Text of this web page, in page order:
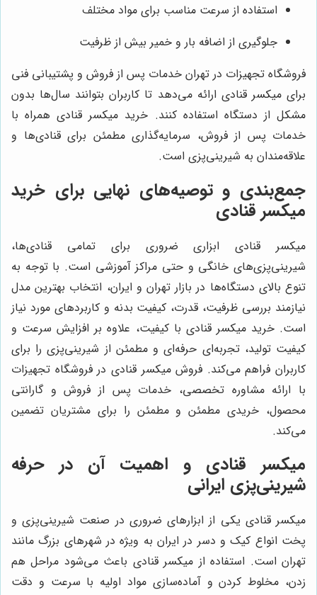
استفاده از سرعت مناسب برای مواد مختلف
جلوگیری از اضافه بار و خمیر بیش از ظرفیت
فروشگاه تجهیزات در تهران خدمات پس از فروش و پشتیبانی فنی
برای میکسر قنادی ارائه می‌دهد تا کاربران بتوانند سال‌ها بدون
مشکل از دستگاه استفاده کنند. خرید میکسر قنادی همراه با
خدمات پس از فروش، سرمایه‌گذاری مطمئن برای قنادی‌ها و
علاقه‌مندان به شیرینی‌پزی است.
جمع‌بندی و توصیه‌های نهایی برای خرید
میکسر قنادی
میکسر قنادی ابزاری ضروری برای تمامی قنادی‌ها،
شیرینی‌پزی‌های خانگی و حتی مراکز آموزشی است. با توجه به
تنوع بالای دستگاه‌ها در بازار تهران و ایران، انتخاب بهترین مدل
نیازمند بررسی ظرفیت، قدرت، کیفیت بدنه و کاربردهای مورد نیاز
است. خرید میکسر قنادی با کیفیت، علاوه بر افزایش سرعت و
کیفیت تولید، تجربه‌ای حرفه‌ای و مطمئن از شیرینی‌پزی را برای
کاربران فراهم می‌کند. فروش میکسر قنادی در فروشگاه تجهیزات
با ارائه مشاوره تخصصی، خدمات پس از فروش و گارانتی
محصول، خریدی مطمئن و مطمئن را برای مشتریان تضمین
می‌کند.
میکسر قنادی و اهمیت آن در حرفه
شیرینی‌پزی ایرانی
میکسر قنادی یکی از ابزارهای ضروری در صنعت شیرینی‌پزی و
پخت انواع کیک و دسر در ایران به ویژه در شهرهای بزرگ مانند
تهران است. استفاده از میکسر قنادی باعث می‌شود مراحل هم
زدن، مخلوط کردن و آماده‌سازی مواد اولیه با سرعت و دقت